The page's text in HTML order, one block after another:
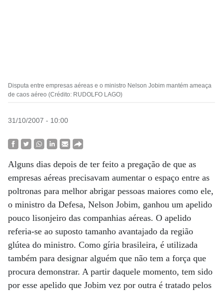
Disputa entre empresas aéreas e o ministro Nelson Jobim mantém ameaça
de caos aéreo (Crédito: RUDOLFO LAGO)
31/10/2007 - 10:00
Alguns dias depois de ter feito a pregação de que as
empresas aéreas precisavam aumentar o espaço entre as
poltronas para melhor abrigar pessoas maiores como ele,
o ministro da Defesa, Nelson Jobim, ganhou um apelido
pouco lisonjeiro das companhias aéreas. O apelido
referia-se ao suposto tamanho avantajado da região
glútea do ministro. Como gíria brasileira, é utilizada
também para designar alguém que não tem a força que
procura demonstrar. A partir daquele momento, tem sido
por esse apelido que Jobim vez por outra é tratado pelos